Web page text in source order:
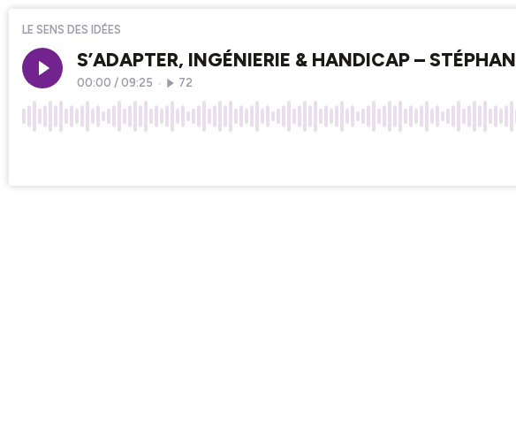
LE SENS DES IDÉES
S’ADAPTER, INGÉNIERIE & HANDICAP –
00:00 /09:25 72